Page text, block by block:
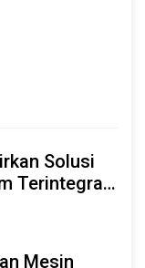
Solusi
Terintegrasi
Indonesia
Mesin